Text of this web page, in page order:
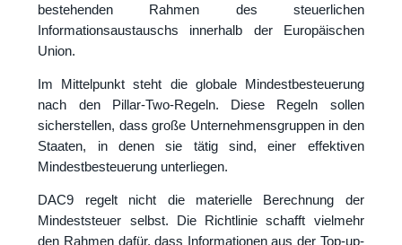
bestehenden Rahmen des steuerlichen
Informationsaustauschs innerhalb der Europäischen
Union.
Im Mittelpunkt steht die globale Mindestbesteuerung
nach den Pillar-Two-Regeln. Diese Regeln sollen
sicherstellen, dass große Unternehmensgruppen in den
Staaten, in denen sie tätig sind, einer effektiven
Mindestbesteuerung unterliegen.
DAC9 regelt nicht die materielle Berechnung der
Mindeststeuer selbst. Die Richtlinie schafft vielmehr
den Rahmen dafür, dass Informationen aus der Top-up-